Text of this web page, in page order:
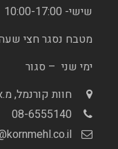
שישי- 10:00-17:00
מטבח נסגר חצי
ימי שני – סגור
חוות קורנמל, מ.א.
08-6555140